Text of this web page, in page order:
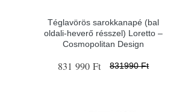
Téglavörös sarokkanapé (bal
oldali-heverő résszel) Loretto –
Cosmopolitan Design
831 990 Ft 831990 Ft